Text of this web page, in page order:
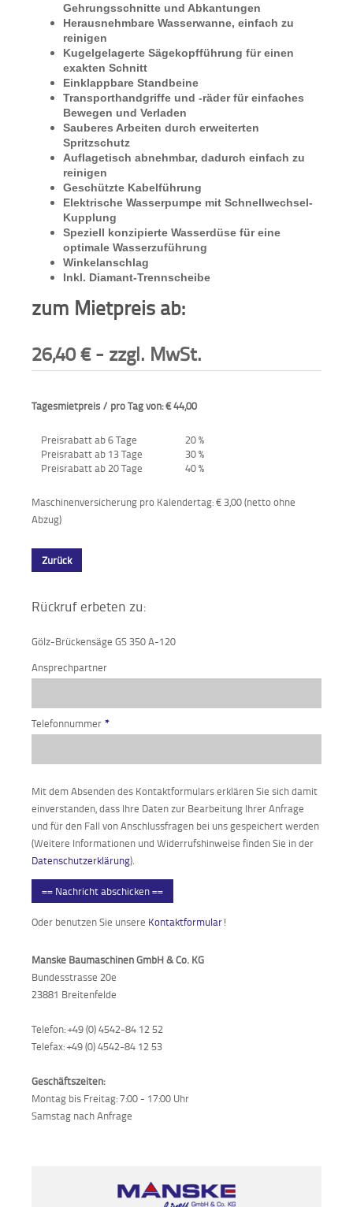
Gehrungsschnitte und Abkantungen
Herausnehmbare Wasserwanne, einfach zu
reinigen
Kugelgelagerte Sägekopfführung für einen
exakten Schnitt
Einklappbare Standbeine
Transporthandgriffe und -räder für einfaches
Bewegen und Verladen
Sauberes Arbeiten durch erweiterten
Spritzschutz
Auflagetisch abnehmbar, dadurch einfach zu
reinigen
Geschützte Kabelführung
Elektrische Wasserpumpe mit Schnellwechsel-
Kupplung
Speziell konzipierte Wasserdüse für eine
optimale Wasserzuführung
Winkelanschlag
Inkl. Diamant-Trennscheibe
zum Mietpreis ab:
26,40€- zzgl. MwSt.
Tagesmietpreis / pro Tag von: € 44,00
Preisrabatt ab 6 Tage
Preisrabatt ab 13 Tage
Preisrabatt ab 20 Tage
20 %
30 %
40 %
Maschinenversicherung pro Kalendertag: € 3,00 (netto ohne
Abzug)
Zurück
Rückruf erbeten zu:
Gölz-Brückensäge GS 350 A-120
Ansprechpartner
Telefonnummer *
Mit dem Absenden des Kontaktformulars erklären Sie sich damit
einverstanden, dass Ihre Daten zur Bearbeitung Ihrer Anfrage
und für den Fall von Anschlussfragen bei uns gespeichert werden
(Weitere Informationen und Widerrufshinweise finden Sie in der
Datenschutzerklärung).
== Nachricht abschicken ==
Oder benutzen Sie unsere Kontaktformular!
Manske Baumaschinen GmbH & Co. KG
Bundesstrasse 20e
23881 Breitenfelde
Telefon: +49 (0) 4542-84 12 52
Telefax: +49 (0) 4542-84 12 53
Geschäftszeiten:
Montag bis Freitag: 7:00 - 17:00 Uhr
Samstag nach Anfrage